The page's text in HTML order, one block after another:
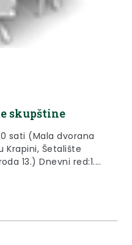
skupštine
sati (Mala dvorana
Krapini, Šetalište
13.) Dnevni red:1.
zagorske županije